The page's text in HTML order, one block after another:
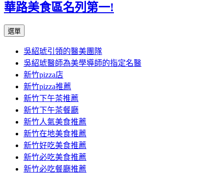
華路美食區名列第一!
選單
主
要
內
容
吳紹琥引領的醫美團隊
吳紹琥醫師為美學導師的指定名醫
新竹pizza店
新竹pizza推薦
新竹下午茶推薦
新竹下午茶餐廳
新竹人氣美食推薦
新竹在地美食推薦
新竹好吃美食推薦
新竹必吃美食推薦
新竹必吃餐廳推薦